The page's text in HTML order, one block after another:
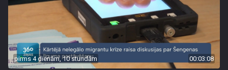
pirms 4 dienām, 10 stundām 00:03:08